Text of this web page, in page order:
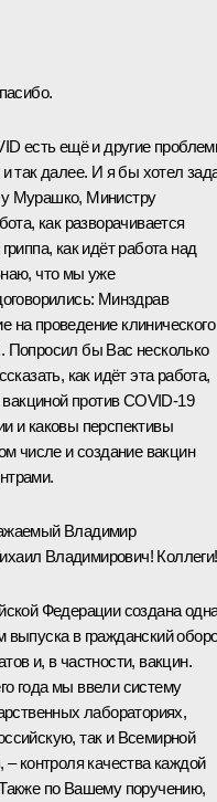
есть ещё и другие
так далее. И я бы хотел
Мурашко, Министру
как разворачивается
как идёт работа над
что мы уже
Минздрав
на проведение клинического
Попросил бы Вас несколько
как идёт эта работа,
против COVID-19
и каковы перспективы
числе и создание вакцин
Владимир
Владимирович! Коллеги!
Федерации создана
в гражданский
и, в частности, вакцин.
года мы ввели систему
лабораториях,
так и Всемирной
– контроля качества каждой
по Вашему поручению,